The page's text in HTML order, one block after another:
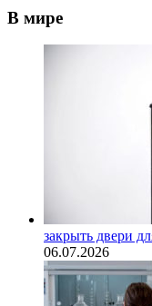
В мире
закрыть двери
06.07.2026